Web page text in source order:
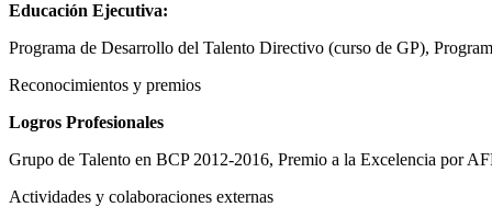
Educación Ejecutiva:
Programa de Desarrollo del Talento Directivo (curso de GP),
Reconocimientos y premios
Logros Profesionales
Grupo de Talento en BCP 2012-2016, Premio a la Excelencia por
Actividades y colaboraciones externas